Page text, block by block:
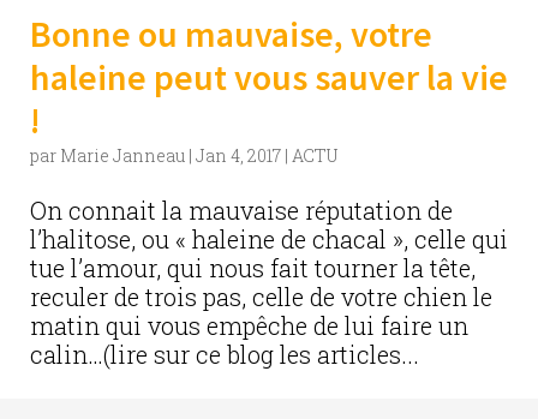
Bonne ou mauvaise, votre
haleine peut vous sauver la vie
!
par Marie Janneau | Jan 4, 2017 | ACTU
On connait la mauvaise réputation de
l’halitose, ou « haleine de chacal », celle qui
tue l’amour, qui nous fait tourner la tête,
reculer de trois pas, celle de votre chien le
matin qui vous empêche de lui faire un
calin…(lire sur ce blog les articles...